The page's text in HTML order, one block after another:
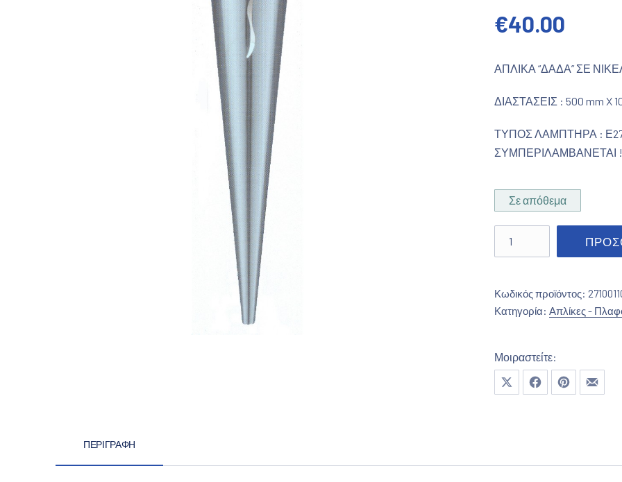
€40.00
ΑΠΛΙΚΑ “ΔΑΔΑ” ΣΕ
ΔΙΑΣΤΑΣΕΙΣ : 500 mm X
ΤΥΠΟΣ ΛΑΜΠΤΗΡΑ :
ΣΥΜΠΕΡΙΛΑΜΒΑΝΕΤΑΙ
Σε απόθεμα
Κωδικός προϊόντος:
Κατηγορία: Απλίκες -
Μοιραστείτε:
Μοιραστείτε το στο X
Μοιραστείτε το στο
Μοιραστείτε
ΠΕΡΙΓΡΑΦΉ